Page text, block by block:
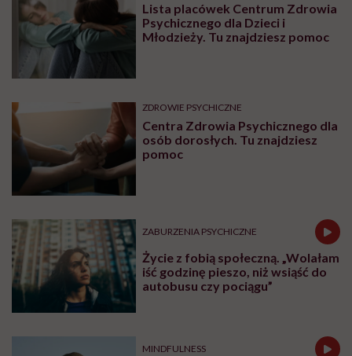
Lista placówek Centrum Zdrowia
Psychicznego dla Dzieci i
Młodzieży. Tu znajdziesz pomoc
ZDROWIE PSYCHICZNE
Centra Zdrowia Psychicznego dla
osób dorosłych. Tu znajdziesz
pomoc
ZABURZENIA PSYCHICZNE
Życie z fobią społeczną. „Wolałam
iść godzinę pieszo, niż wsiąść do
autobusu czy pociągu”
MINDFULNESS